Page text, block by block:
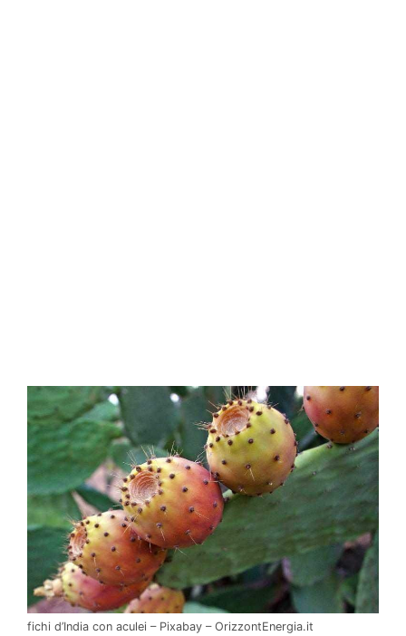
fichi d’India con aculei – Pixabay – OrizzontEnergia.it